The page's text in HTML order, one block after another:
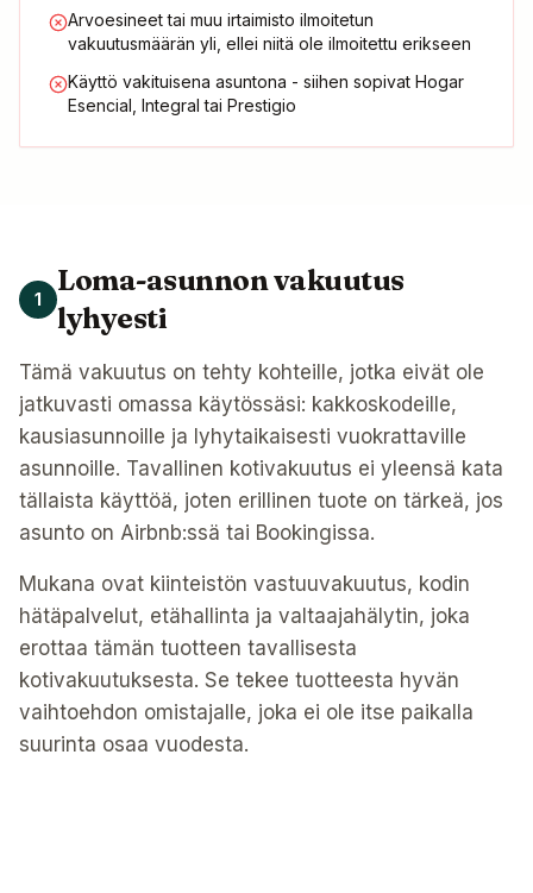
Arvoesineet tai muu irtaimisto ilmoitetun
vakuutusmäärän yli, ellei niitä ole ilmoitettu erikseen
Käyttö vakituisena asuntona - siihen sopivat Hogar
Esencial, Integral tai Prestigio
1
Loma-asunnon vakuutus
lyhyesti
Tämä vakuutus on tehty kohteille, jotka eivät ole
jatkuvasti omassa käytössäsi: kakkoskodeille,
kausiasunnoille ja lyhytaikaisesti vuokrattaville
asunnoille. Tavallinen kotivakuutus ei yleensä kata
tällaista käyttöä, joten erillinen tuote on tärkeä, jos
asunto on Airbnb:ssä tai Bookingissa.
Mukana ovat kiinteistön vastuuvakuutus, kodin
hätäpalvelut, etähallinta ja valtaajahälytin, joka
erottaa tämän tuotteen tavallisesta
kotivakuutuksesta. Se tekee tuotteesta hyvän
vaihtoehdon omistajalle, joka ei ole itse paikalla
suurinta osaa vuodesta.